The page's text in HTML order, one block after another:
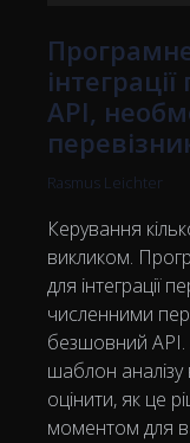
API,
Rasmus Leichter
Керування
викликом.
для інтеграції
численними
безшовний
шаблон аналізу
оцінити, як це
моментом для